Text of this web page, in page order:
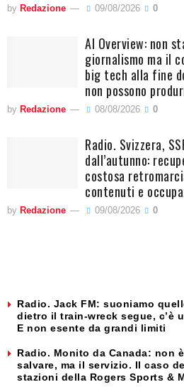
by Redazione 09/08/2026 0
AI Overview: non
giornalismo ma il
big tech alla fine
non possono
by Redazione 08/08/2026 0
Radio. Svizzera,
dall’autunno:
costosa
contenuti e
by Redazione 09/08/2026 0
Radio. Jack FM: suoniamo
dietro il train-wreck segue, c’è
E non esente da grandi limiti
Radio. Monito da Canada: non
salvare, ma il servizio. Il caso
stazioni della Rogers Sports &